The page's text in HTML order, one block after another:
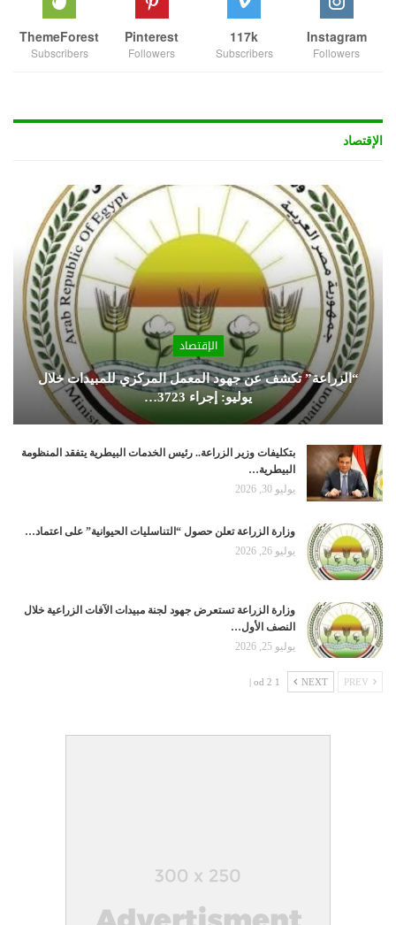
Instagram
Followers
117k
Subscribers
Pinterest
Followers
ThemeForest
Subscribers
الإقتصاد
الإقتصاد
“الزراعة” تكشف عن جهود المعمل المركزي للمبيدات خلال
يوليو: إجراء 3723…
بتكليفات وزير الزراعة.. رئيس الخدمات البيطرية يتفقد المنظومة
البيطرية…
يوليو 30, 2026
وزارة الزراعة تعلن حصول “التناسليات الحيوانية” على اعتماد…
يوليو 26, 2026
وزارة الزراعة تستعرض جهود لجنة مبيدات الآفات الزراعية خلال
النصف الأول…
يوليو 25, 2026
NEXT
1 od 2 |